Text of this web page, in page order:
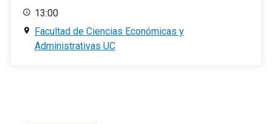
13:00
Facultad de Ciencias Económicas y
Administrativas UC